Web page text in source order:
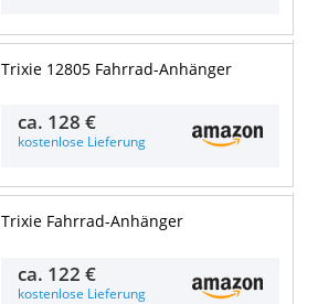
Trixie 12805 Fahrrad-Anhänger
ca. 128 €
kostenlose Lieferung
Trixie Fahrrad-Anhänger
ca. 122 €
kostenlose Lieferung